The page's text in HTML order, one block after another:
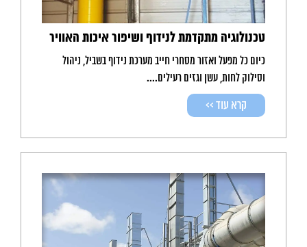
טכנולוגיה מתקדמת לנידוף ושיפור איכות האוויר
כיום כל מפעל ואזור מסחרי חייב מערכת נידוף בשביל, ניהול
וסילוק לחות, עשן וגזים רעילים....
קרא עוד >>